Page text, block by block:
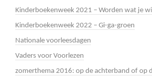
Kinderboekenweek 2021 – Worden wat je
Kinderboekenweek 2022 – Gi-ga-groen
Nationale voorleesdagen
Vaders voor Voorlezen
zomerthema 2016: op de achterband of op